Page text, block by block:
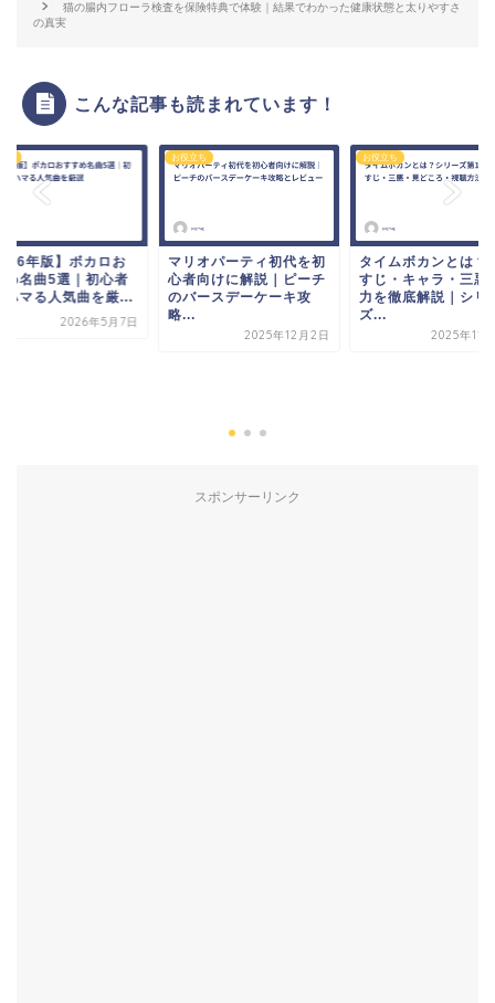
猫の腸内フローラ検査を保険特典で体験｜結果でわかった健康状態と太りやすさ
の真実
こんな記事も読まれています！
年版】ボカロお
め名曲5選｜初心者
ハマる人気曲を厳...
2026年5月7日
お役立ち
マリオパーティ初代を初
心者向けに解説｜ピーチ
のバースデーケーキ攻
略...
2025年12月2日
お役立ち
タイムボカンとは？
すじ・キャラ・三悪
力を徹底解説｜シリ
ズ...
2025年11
スポンサーリンク